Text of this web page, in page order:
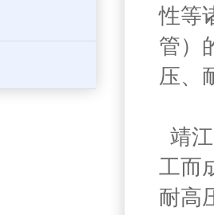
性等
管）
压、
靖
工而
耐高